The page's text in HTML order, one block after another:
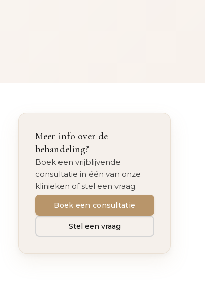
Meer info over de
behandeling?
Boek een vrijblijvende
consultatie in één van onze
klinieken of stel een vraag.
Boek een consultatie
Stel een vraag